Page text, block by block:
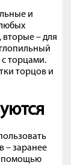
и
вторые – для
торцами.
торцов и
– заранее
помощью